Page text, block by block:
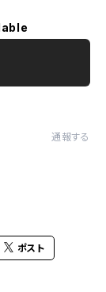
通報する
ポスト